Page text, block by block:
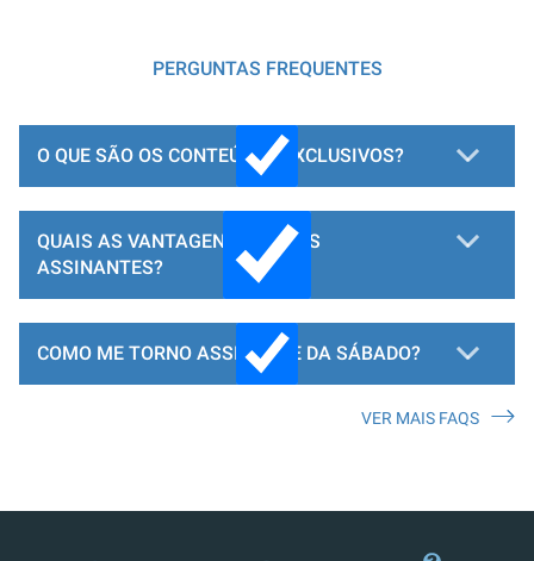
PERGUNTAS FREQUENTES
O QUE SÃO OS CONTEÚDOS EXCLUSIVOS?
QUAIS AS VANTAGENS PARA OS
ASSINANTES?
COMO ME TORNO ASSINANTE DA SÁBADO?
VER MAIS FAQS